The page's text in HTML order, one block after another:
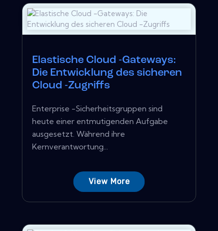
Elastische Cloud -Gateways:
Die Entwicklung des sicheren
Cloud -Zugriffs
Enterprise -Sicherheitsgruppen sind
heute einer entmutigenden Aufgabe
ausgesetzt. Während ihre
Kernverantwortung...
View More